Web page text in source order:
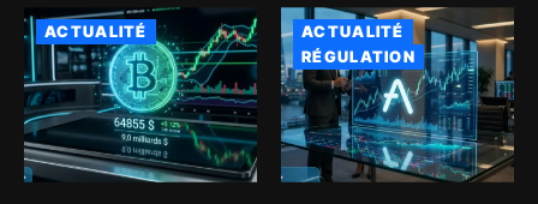
ACTUALITÉ
ACTUALITÉ
RÉGULATION